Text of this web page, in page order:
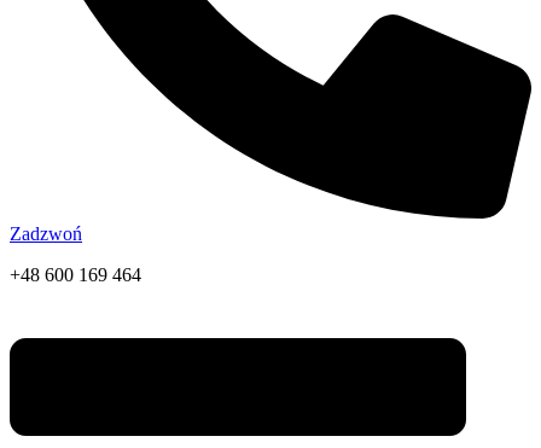
Zadzwoń
+48 600 169 464